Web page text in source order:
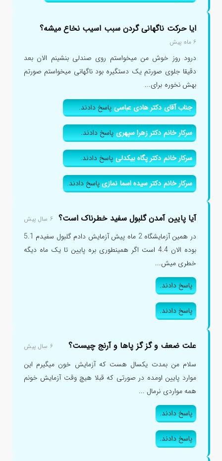
ایا حرکت ناگهانی گردن سبب اسیب نخاع میشه؟
۶ ماه پیش
درود روز خوش من میخواستم روی صندلی بنشینم الان بعد
دقیقا جلوی صورتم یک دستگیره بود ناگهانی میخواستم صورتم
بهش نخوره برای...
جناب آقای دکتر هادی عباسیپاسخ دادند.
سرکار خانم دکتر زهرا سپهریپاسخ دادند.
سرکار خانم دکتر پگاه بیکدلیپاسخ دادند.
سرکار خانم دکتر سیده اسما نمازیپاسخ دادند.
آیا پایین آمدن گلبول سفید خطرناک است؟ ۶ سال پیش
در همین آزمایشگاه 2 ماه پیش آزمایش دادم گلبول سفیدم 5.1
بوده الان 4.4 است اگر همینطوری بره پایین تا یک ماه دیگه
خطری میش...
پاسخ دادند.
پاسخ دادند.
علت ضعف و گز گز پاها و آرنج چیست؟ ۶ سال پیش
سلام من بمدت یکسال هست که آزمایش خون میگیرم این
موارد پایین اومده در صورتی که قبلا هیچ وقت آزمایش خونم
همه مواردی نرمال ...
پاسخ دادند.
پاسخ دادند.